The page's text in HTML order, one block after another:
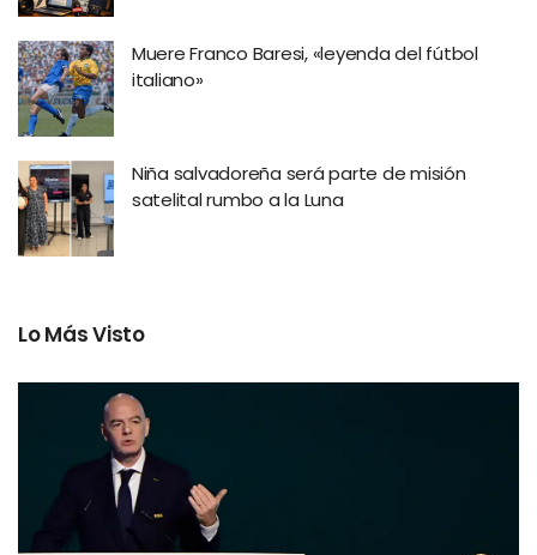
Muere Franco Baresi, «leyenda del fútbol
italiano»
Niña salvadoreña será parte de misión
satelital rumbo a la Luna
Lo Más Visto